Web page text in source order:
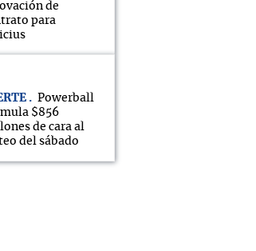
de
para
Powerball
$856
de cara al
del sábado